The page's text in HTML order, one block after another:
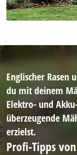
Englischer Rasen
du mit deinem
Elektro- und
überzeugende
erzielst.
Profi-Tipps